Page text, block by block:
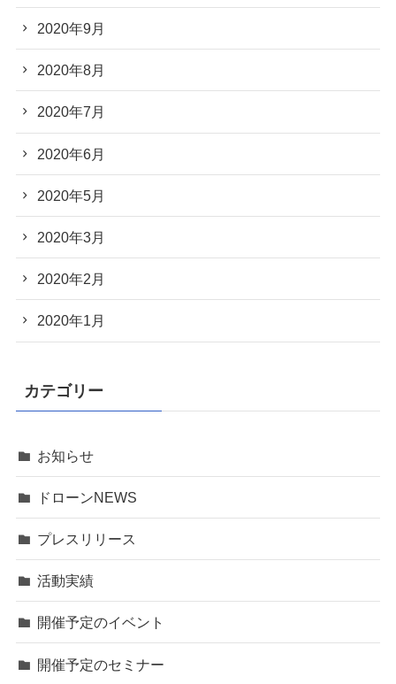
2020年9月
2020年8月
2020年7月
2020年6月
2020年5月
2020年3月
2020年2月
2020年1月
カテゴリー
お知らせ
ドローンNEWS
プレスリリース
活動実績
開催予定のイベント
開催予定のセミナー